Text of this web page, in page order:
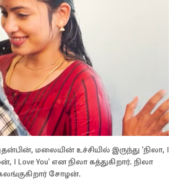
மலையின் உச்சியில் இருந்து 'நிலா, I
You' என நிலா கத்துகிறார். நிலா
சோழன்.